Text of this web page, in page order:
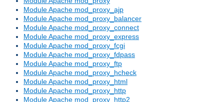
Module Apache mod_proxy_ajp
Module Apache mod_proxy_balancer
Module Apache mod_proxy_connect
Module Apache mod_proxy_express
Module Apache mod_proxy_fcgi
Module Apache mod_proxy_fdpass
Module Apache mod_proxy_ftp
Module Apache mod_proxy_hcheck
Module Apache mod_proxy_html
Module Apache mod_proxy_http
Module Apache mod_proxy_http2